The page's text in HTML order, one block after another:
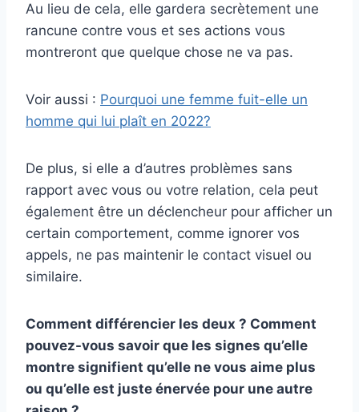
Au lieu de cela, elle gardera secrètement une
rancune contre vous et ses actions vous
montreront que quelque chose ne va pas.
Voir aussi : Pourquoi une femme fuit-elle un
homme qui lui plaît en 2022?
De plus, si elle a d’autres problèmes sans
rapport avec vous ou votre relation, cela peut
également être un déclencheur pour afficher un
certain comportement, comme ignorer vos
appels, ne pas maintenir le contact visuel ou
similaire.
Comment différencier les deux ? Comment
pouvez-vous savoir que les signes qu’elle
montre signifient qu’elle ne vous aime plus
ou qu’elle est juste énervée pour une autre